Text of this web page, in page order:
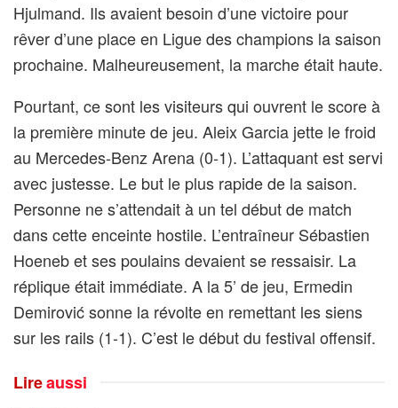
Hjulmand. Ils avaient besoin d’une victoire pour
rêver d’une place en Ligue des champions la saison
prochaine. Malheureusement, la marche était haute.
Pourtant, ce sont les visiteurs qui ouvrent le score à
la première minute de jeu. Aleix Garcia jette le froid
au Mercedes-Benz Arena (0-1). L’attaquant est servi
avec justesse. Le but le plus rapide de la saison.
Personne ne s’attendait à un tel début de match
dans cette enceinte hostile. L’entraîneur Sébastien
Hoeneb et ses poulains devaient se ressaisir. La
réplique était immédiate. A la 5’ de jeu, Ermedin
Demirović sonne la révolte en remettant les siens
sur les rails (1-1). C’est le début du festival offensif.
Lireaussi